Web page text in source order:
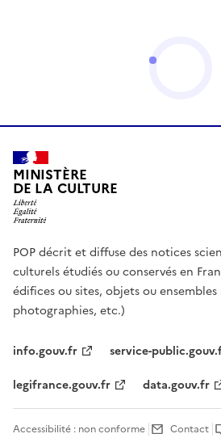
MINISTÈRE
DE LA CULTURE
POP décrit et diffuse des notices
culturels étudiés ou conservés en
édifices ou sites, objets ou
photographies, etc.)
info.gouv.fr
service-
legifrance.gouv.fr
data.gouv.fr
Accessibilité : non conforme Contact